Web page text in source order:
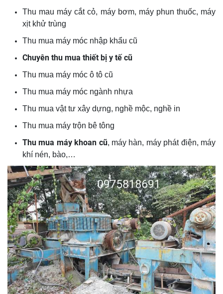
Thu mau máy cắt cỏ, máy bơm, máy phun thuốc, máy
xịt khử trùng
Thu mua máy móc nhập khẩu cũ
Chuyên thu mua thiết bị y tế cũ
Thu mua máy móc ô tô cũ
Thu mua máy móc ngành nhựa
Thu mua vật tư xây dựng, nghề mộc, nghề in
Thu mua máy trộn bê tông
Thu mua máy khoan cũ, máy hàn, máy phát điện, máy
khí nén, bào,…